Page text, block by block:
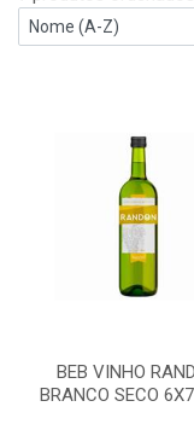
BEB VINHO
BRANCO SECO